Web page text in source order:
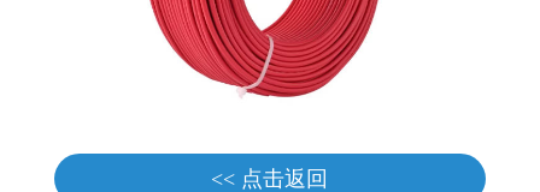
<< 点击返回